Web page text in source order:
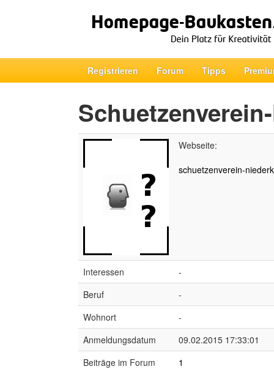
Registrieren Forum Tipps
Webseite:
schuetzenverein-
Interessen
-
Beruf
-
Wohnort
-
Anmeldungsdatum
09.02.2015 17:33:01
Beiträge im Forum
1